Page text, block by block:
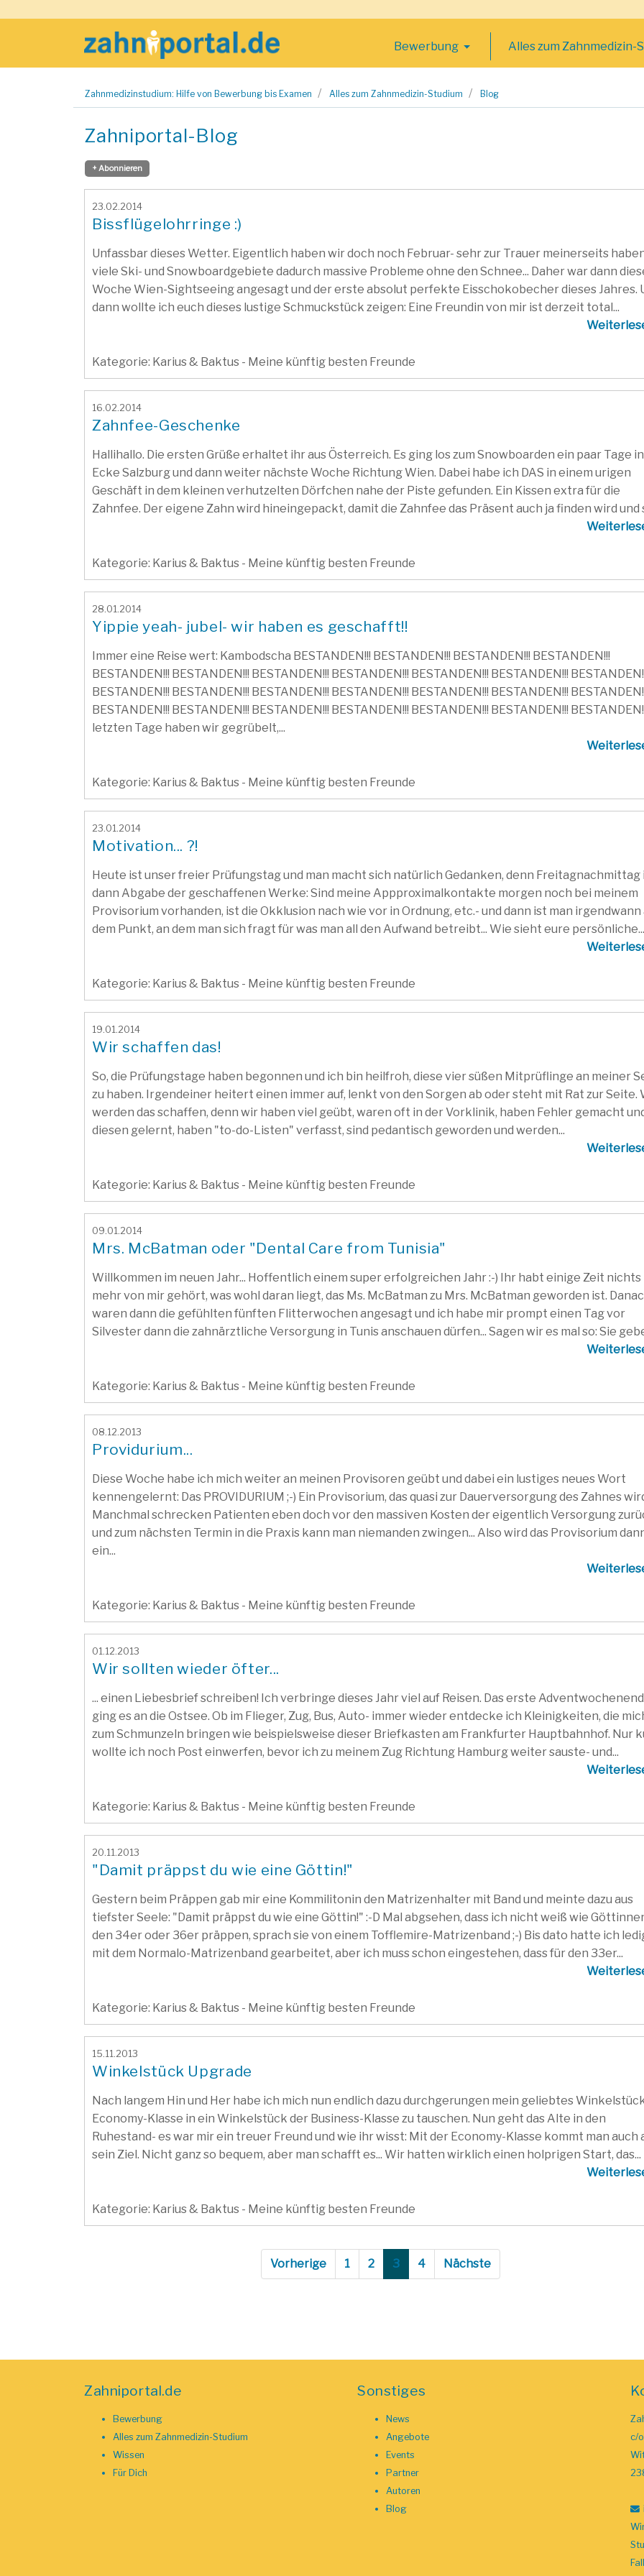
Bewerbung Alles zum Zahnmedizin-
Zahnmedizinstudium: Hilfe von Bewerbung bis Examen Alles zum Zahnmedizin-Studium Blog
Zahniportal-Blog
+ Abonnieren
23.02.2014
Bissflügelohrringe :)
Unfassbar dieses Wetter. Eigentlich haben wir doch noch Februar- sehr zur Trauer meinerseits
viele Ski- und Snowboardgebiete dadurch massive Probleme ohne den Schnee... Daher war dann
Woche Wien-Sightseeing angesagt und der erste absolut perfekte Eisschokobecher dieses Jahres.
dann wollte ich euch dieses lustige Schmuckstück zeigen: Eine Freundin von mir ist derzeit total...
Kategorie: Karius & Baktus - Meine künftig besten Freunde
16.02.2014
Zahnfee-Geschenke
Hallihallo. Die ersten Grüße erhaltet ihr aus Österreich. Es ging los zum Snowboarden ein paar Tage
Ecke Salzburg und dann weiter nächste Woche Richtung Wien. Dabei habe ich DAS in einem urigen
Geschäft in dem kleinen verhutzelten Dörfchen nahe der Piste gefunden. Ein Kissen extra für die
Zahnfee. Der eigene Zahn wird hineingepackt, damit die Zahnfee das Präsent auch ja finden wird und
Kategorie: Karius & Baktus - Meine künftig besten Freunde
28.01.2014
Yippie yeah- jubel- wir haben es geschafft!!
Immer eine Reise wert: Kambodscha BESTANDEN!!! BESTANDEN!!! BESTANDEN!!! BESTANDEN!!!
BESTANDEN!!! BESTANDEN!!! BESTANDEN!!! BESTANDEN!!! BESTANDEN!!! BESTANDEN!!!
BESTANDEN!!! BESTANDEN!!! BESTANDEN!!! BESTANDEN!!! BESTANDEN!!! BESTANDEN!!!
BESTANDEN!!! BESTANDEN!!! BESTANDEN!!! BESTANDEN!!! BESTANDEN!!! BESTANDEN!!!
letzten Tage haben wir gegrübelt,...
Kategorie: Karius & Baktus - Meine künftig besten Freunde
23.01.2014
Motivation... ?!
Heute ist unser freier Prüfungstag und man macht sich natürlich Gedanken, denn Freitagnachmittag
dann Abgabe der geschaffenen Werke: Sind meine Appproximalkontakte morgen noch bei meinem
Provisorium vorhanden, ist die Okklusion nach wie vor in Ordnung, etc.- und dann ist man irgendwann
dem Punkt, an dem man sich fragt für was man all den Aufwand betreibt... Wie sieht eure persönliche...
Kategorie: Karius & Baktus - Meine künftig besten Freunde
19.01.2014
Wir schaffen das!
So, die Prüfungstage haben begonnen und ich bin heilfroh, diese vier süßen Mitprüflinge an meiner
zu haben. Irgendeiner heitert einen immer auf, lenkt von den Sorgen ab oder steht mit Rat zur Seite.
werden das schaffen, denn wir haben viel geübt, waren oft in der Vorklinik, haben Fehler gemacht
diesen gelernt, haben "to-do-Listen" verfasst, sind pedantisch geworden und werden...
Kategorie: Karius & Baktus - Meine künftig besten Freunde
09.01.2014
Mrs. McBatman oder "Dental Care from Tunisia"
Willkommen im neuen Jahr... Hoffentlich einem super erfolgreichen Jahr :-) Ihr habt einige Zeit nichts
mehr von mir gehört, was wohl daran liegt, das Ms. McBatman zu Mrs. McBatman geworden ist.
waren dann die gefühlten fünften Flitterwochen angesagt und ich habe mir prompt einen Tag vor
Silvester dann die zahnärztliche Versorgung in Tunis anschauen dürfen... Sagen wir es mal so: Sie
Kategorie: Karius & Baktus - Meine künftig besten Freunde
08.12.2013
Providurium...
Diese Woche habe ich mich weiter an meinen Provisoren geübt und dabei ein lustiges neues Wort
kennengelernt: Das PROVIDURIUM ;-) Ein Provisorium, das quasi zur Dauerversorgung des Zahnes
Manchmal schrecken Patienten eben doch vor den massiven Kosten der eigentlich Versorgung
und zum nächsten Termin in die Praxis kann man niemanden zwingen... Also wird das Provisorium
ein...
Kategorie: Karius & Baktus - Meine künftig besten Freunde
01.12.2013
Wir sollten wieder öfter...
... einen Liebesbrief schreiben! Ich verbringe dieses Jahr viel auf Reisen. Das erste
ging es an die Ostsee. Ob im Flieger, Zug, Bus, Auto- immer wieder entdecke ich Kleinigkeiten, die
zum Schmunzeln bringen wie beispielsweise dieser Briefkasten am Frankfurter Hauptbahnhof. Nur
wollte ich noch Post einwerfen, bevor ich zu meinem Zug Richtung Hamburg weiter sauste- und...
Kategorie: Karius & Baktus - Meine künftig besten Freunde
20.11.2013
"Damit präppst du wie eine Göttin!"
Gestern beim Präppen gab mir eine Kommilitonin den Matrizenhalter mit Band und meinte dazu aus
tiefster Seele: "Damit präppst du wie eine Göttin!" :-D Mal abgsehen, dass ich nicht weiß wie
den 34er oder 36er präppen, sprach sie von einem Tofflemire-Matrizenband ;-) Bis dato hatte ich
mit dem Normalo-Matrizenband gearbeitet, aber ich muss schon eingestehen, dass für den 33er...
Kategorie: Karius & Baktus - Meine künftig besten Freunde
15.11.2013
Winkelstück Upgrade
Nach langem Hin und Her habe ich mich nun endlich dazu durchgerungen mein geliebtes
Economy-Klasse in ein Winkelstück der Business-Klasse zu tauschen. Nun geht das Alte in den
Ruhestand- es war mir ein treuer Freund und wie ihr wisst: Mit der Economy-Klasse kommt man auch
sein Ziel. Nicht ganz so bequem, aber man schafft es... Wir hatten wirklich einen holprigen Start, das...
Kategorie: Karius & Baktus - Meine künftig besten Freunde
Vorherige 1 2 3 4 Nächste
Zahniportal.de
Bewerbung
Alles zum Zahnmedizin-Studium
Wissen
Für Dich
Sonstiges
News
Angebote
Events
Partner
Autoren
Blog
c/